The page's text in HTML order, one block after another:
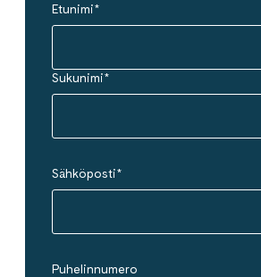
Etunimi*
Sukunimi*
Sähköposti*
Puhelinnumero